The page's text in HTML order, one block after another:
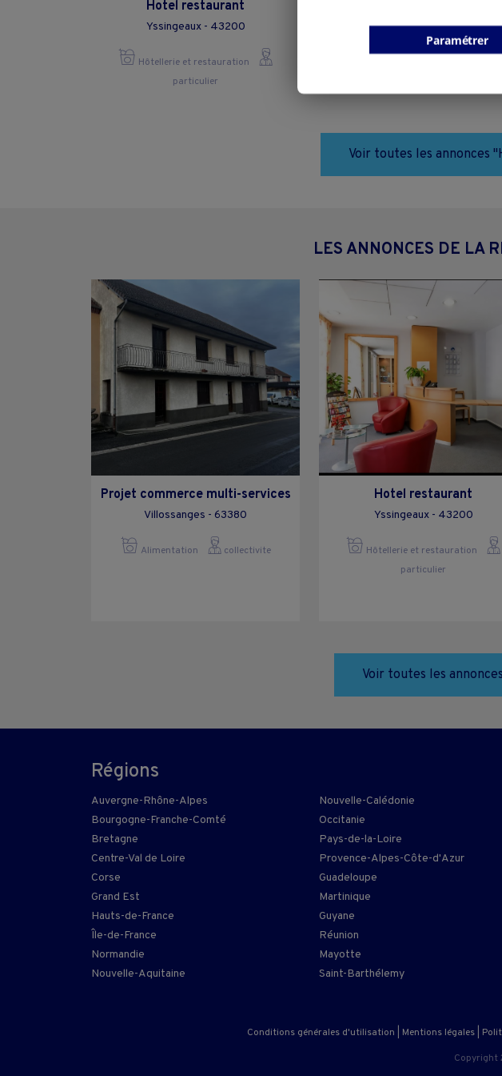
Hotel restaurant
Yssingeaux - 43200
Hôtellerie et restauration
particulier
Cremeaux - 42260
Voir toutes les annonces
LES ANNONCES DE LA
Projet commerce multi-services
Villossanges - 63380
Alimentation collectivite
Hotel restaurant
Yssingeaux - 43200
Hôtellerie et restauration
particulier
Voir toutes les
Régions
Auvergne-Rhône-Alpes
Bourgogne-Franche-Comté
Bretagne
Centre-Val de Loire
Corse
Grand Est
Hauts-de-France
Île-de-France
Normandie
Nouvelle-Aquitaine
Nouvelle-Calédonie
Occitanie
Pays-de-la-Loire
Provence-Alpes-Côte-d'Azur
Guadeloupe
Martinique
Guyane
Réunion
Mayotte
Saint-Barthélemy
Conditions générales d'utilisation Mentions légales
Copyright
Paramétrer